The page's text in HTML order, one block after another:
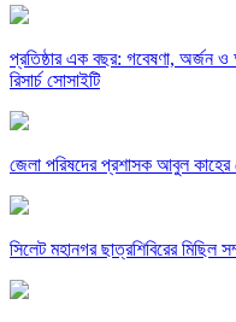
প্রতিষ্ঠার এক বছর: গবেষণা, অর্জন ও
রিসার্চ সোসাইটি
জেলা পরিষদের প্রশাসক আবুল কাহের
সিলেট মহানগর ছাত্রশিবিরের মিছিল